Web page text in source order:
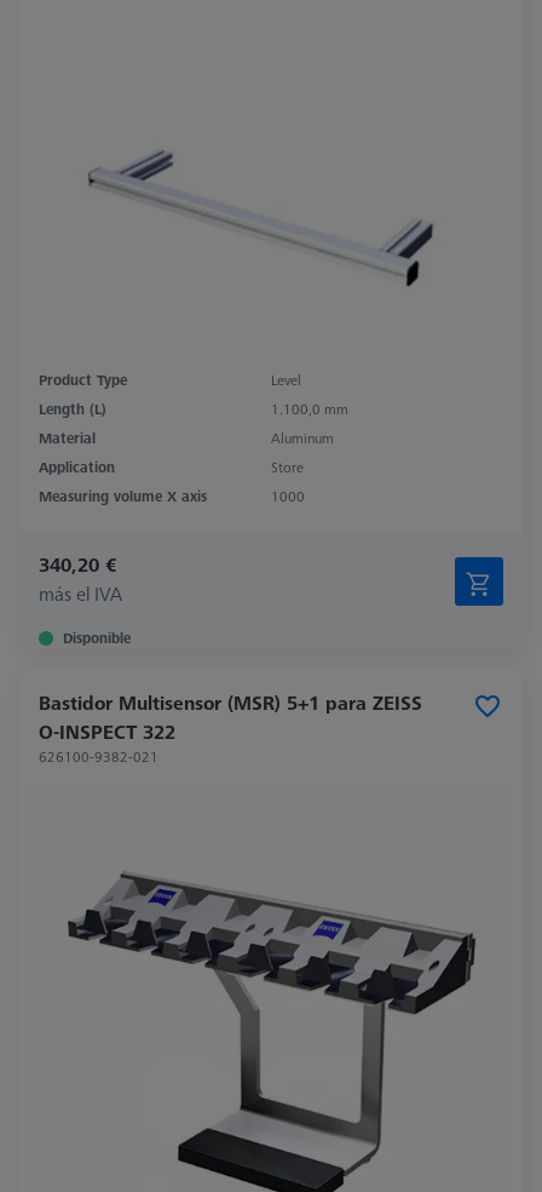
Product Type
Level
Length (L)
1.100,0 mm
Material
Aluminum
Application
Store
Measuring volume X axis
1000
340,20 €
más el IVA
Disponible
Bastidor Multisensor (MSR) 5+1 para ZEISS
O-INSPECT 322
626100-9382-021